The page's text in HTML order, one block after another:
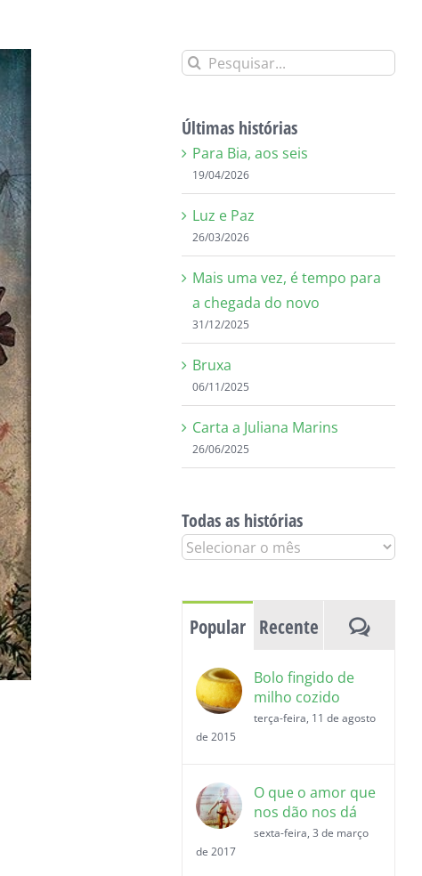
Buscar
Últimas histórias
Para Bia, aos seis
19/04/2026
Luz e Paz
26/03/2026
Mais uma vez, é tempo para
a chegada do novo
31/12/2025
Bruxa
06/11/2025
Carta a Juliana Marins
26/06/2025
Todas as histórias
Todas
Popular Recente
Bolo fingido de
milho cozido
terça-feira, 11 de agosto
de 2015
O que o amor que
nos dão nos dá
sexta-feira, 3 de março
de 2017